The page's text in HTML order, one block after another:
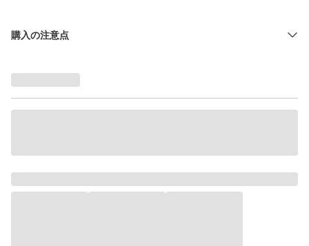
購入の注意点